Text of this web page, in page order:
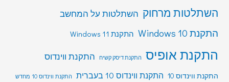
השתלטות מרחוק השתלטות על המחשב
התקנת Windows 10 התקנת Windows 11
התקנת אופיס התקנת דיסק קשיח התקנת ווינדוס
התקנת ווינדוס 10 התקנת ווינדוס 10 בעברית התקנת ווינדוס 10 מחדש